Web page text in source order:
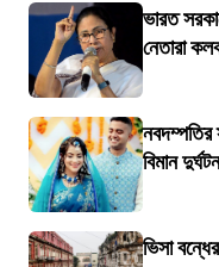
ভারত
নেতারা
নবদম্পতির
বিমান
ভিসা